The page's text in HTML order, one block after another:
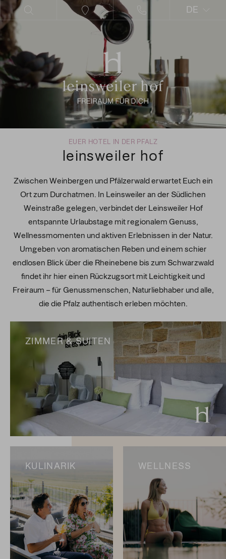
DE
EUER HOTEL IN DER PFALZ
leinsweiler hof
Zwischen Weinbergen und Pfälzerwald erwartet Euch ein
Ort zum Durchatmen. In Leinsweiler an der Südlichen
Weinstraße gelegen, verbindet der Leinsweiler Hof
entspannte Urlaubstage mit regionalem Genuss,
Wellnessmomenten und aktiven Erlebnissen in der Natur.
Umgeben von aromatischen Reben und einem schier
endlosen Blick über die Rheinebene bis zum Schwarzwald
findet ihr hier einen Rückzugsort mit Leichtigkeit und
Freiraum – für Genussmenschen, Naturliebhaber und alle,
die die Pfalz authentisch erleben möchten.
ZIMMER & SUITEN
KULINARIK WELLNESS